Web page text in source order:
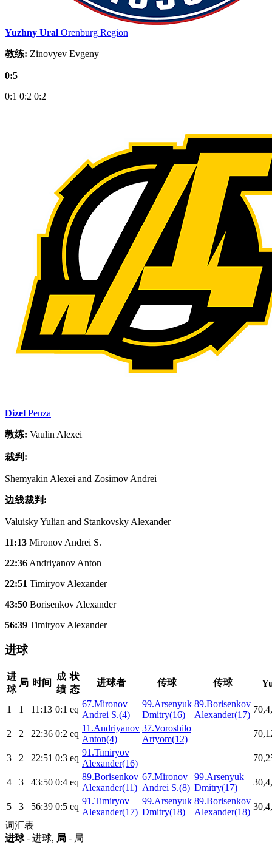
Yuzhny Ural Orenburg Region
教练: Zinovyev Evgeny
0:5
0:1 0:2 0:2
Dizel Penza
教练: Vaulin Alexei
裁判:
Shemyakin Alexei and Zosimov Andrei
边线裁判:
Valuisky Yulian and Stankovsky Alexander
11:13 Mironov Andrei S.
22:36 Andriyanov Anton
22:51 Timiryov Alexander
43:50 Borisenkov Alexander
56:39 Timiryov Alexander
进球
进
球
局 时间
成
绩
状
态
进球者 传球 传球
1 1 11:13 0:1 eq
67.Mironov
Andrei S.(4)
99.Arsenyuk
Dmitry(16)
89.Borisenkov
Alexander(17)
2 2 22:36 0:2 eq
11.Andriyanov
Anton(4)
37.Voroshilo
Artyom(12)
3 2 22:51 0:3 eq
91.Timiryov
Alexander(16)
4 3 43:50 0:4 eq
89.Borisenkov
Alexander(11)
67.Mironov
Andrei S.(8)
99.Arsenyuk
Dmitry(17)
5 3 56:39 0:5 eq
91.Timiryov
Alexander(17)
99.Arsenyuk
Dmitry(18)
89.Borisenkov
Alexander(18)
词汇表
进球- 进球, 局 - 局